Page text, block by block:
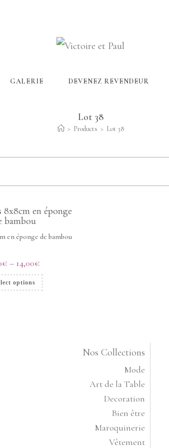
GALERIE DEVENEZ REVENDEUR
Lot 38
> Products > Lot 38
en éponge de bambou
€ – 14,00€
options
Nos Collections
Mode
Art de la Table
Decoration
Bien être
Maroquinerie
Vêtement